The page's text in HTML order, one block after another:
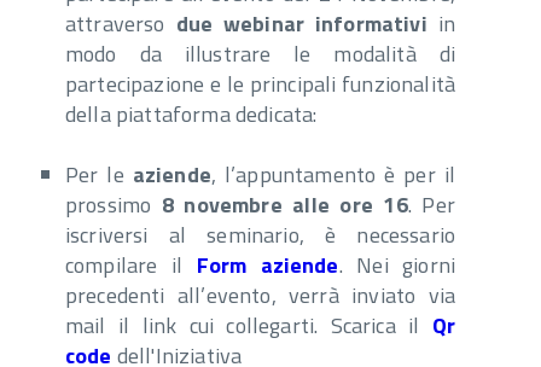
attraverso due webinar informativi in
modo da illustrare le modalità di
partecipazione e le principali funzionalità
della piattaforma dedicata:
Per le aziende, l’appuntamento è per il
prossimo 8 novembre alle ore 16. Per
iscriversi al seminario, è necessario
compilare il Form aziende. Nei giorni
precedenti all’evento, verrà inviato via
mail il link cui collegarti. Scarica il Qr
code dell'Iniziativa